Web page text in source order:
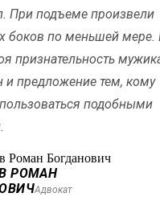
При подъеме произвели
боков по меньшей мере.
признательность
и предложение тем, кому
подобными
РОМАН
Адвокат